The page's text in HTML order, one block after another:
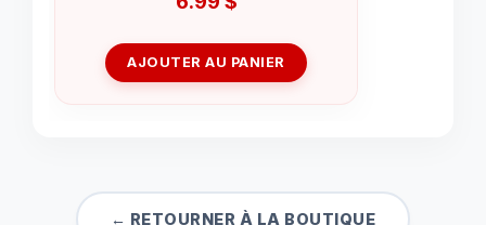
AJOUTER AU PANIER
← RETOURNER À LA BOUTIQUE